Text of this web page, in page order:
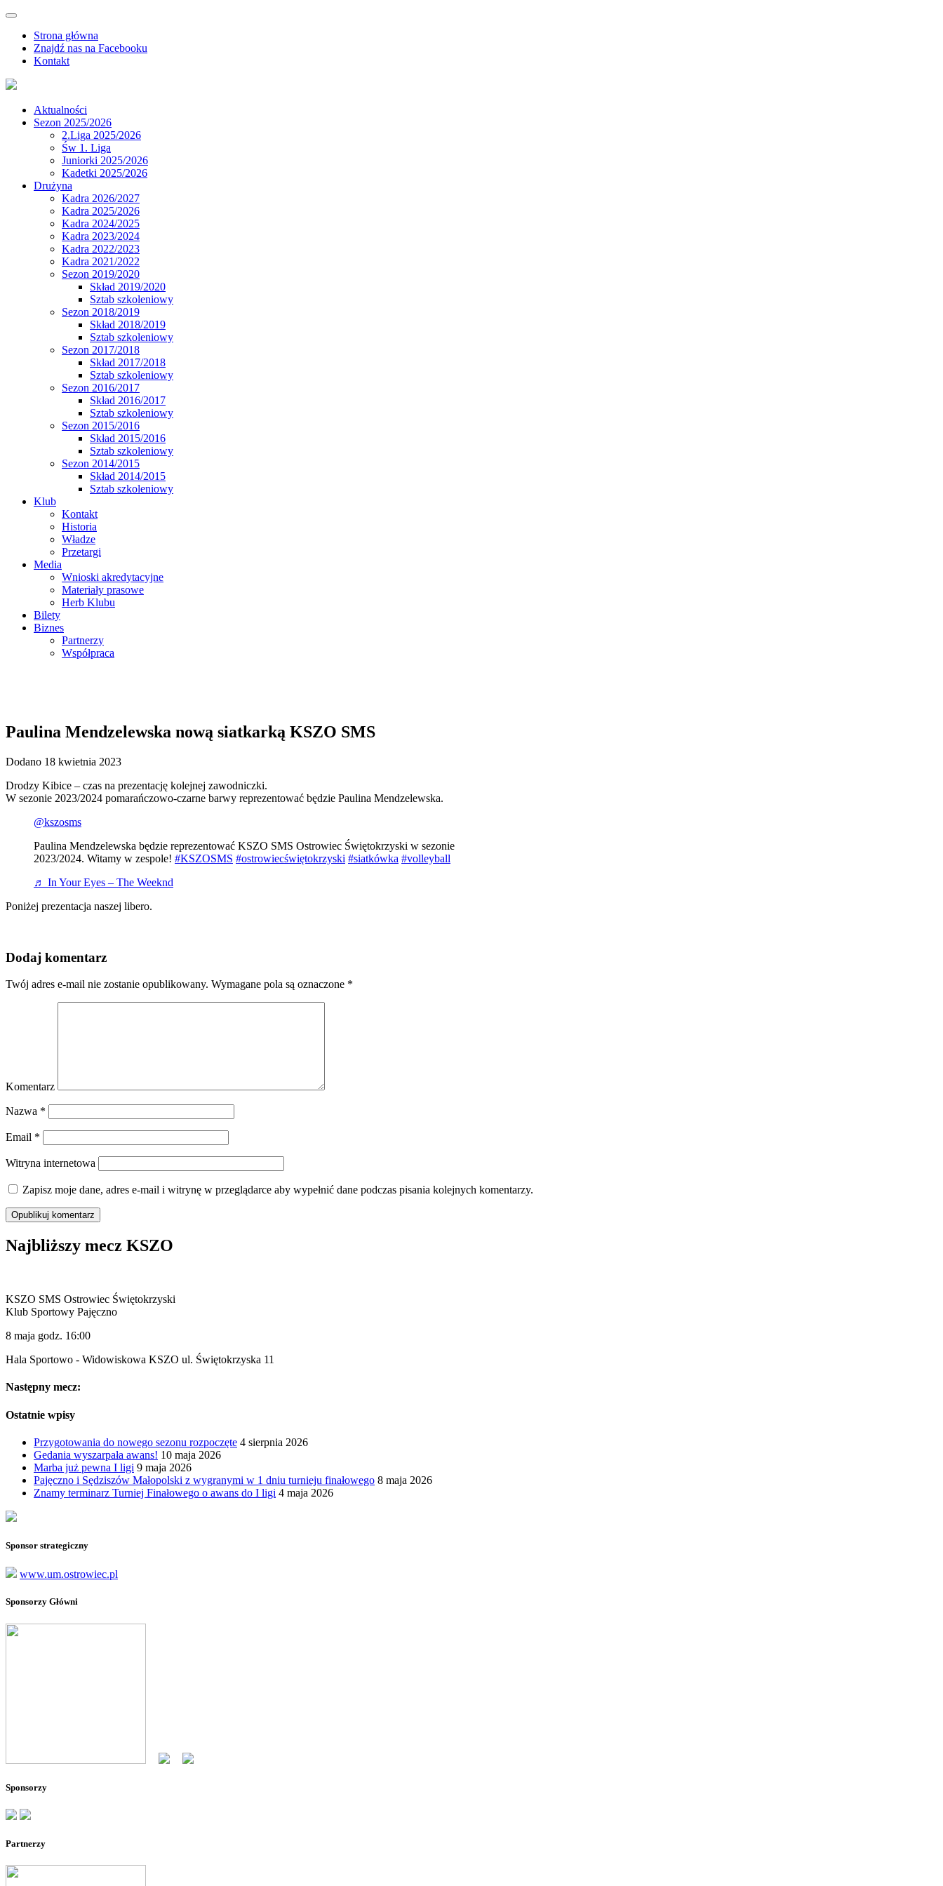
Strona główna
Znajdź nas na Facebooku
Kontakt
Aktualności
Sezon 2025/2026
2.Liga 2025/2026
Św 1. Liga
Juniorki 2025/2026
Kadetki 2025/2026
Drużyna
Kadra 2026/2027
Kadra 2025/2026
Kadra 2024/2025
Kadra 2023/2024
Kadra 2022/2023
Kadra 2021/2022
Sezon 2019/2020
Skład 2019/2020
Sztab szkoleniowy
Sezon 2018/2019
Skład 2018/2019
Sztab szkoleniowy
Sezon 2017/2018
Skład 2017/2018
Sztab szkoleniowy
Sezon 2016/2017
Skład 2016/2017
Sztab szkoleniowy
Sezon 2015/2016
Skład 2015/2016
Sztab szkoleniowy
Sezon 2014/2015
Skład 2014/2015
Sztab szkoleniowy
Klub
Kontakt
Historia
Władze
Przetargi
Media
Wnioski akredytacyjne
Materiały prasowe
Herb Klubu
Bilety
Biznes
Partnerzy
Współpraca
Paulina Mendzelewska nową siatkarką KSZO SMS
Dodano 18 kwietnia 2023
Drodzy Kibice – czas na prezentację kolejnej zawodniczki.
W sezonie 2023/2024 pomarańczowo-czarne barwy reprezentować będzie Paulina Mendzelewska.
@kszosms
Paulina Mendzelewska będzie reprezentować KSZO SMS Ostrowiec Świętokrzyski w sezonie
2023/2024. Witamy w zespole! #KSZOSMS #ostrowiecświętokrzyski #siatkówka #volleyball
♬ In Your Eyes – The Weeknd
Poniżej prezentacja naszej libero.
Dodaj komentarz
Twój adres e-mail nie zostanie opublikowany. Wymagane pola są oznaczone *
Komentarz
Nazwa *
Email *
Witryna internetowa
Zapisz moje dane, adres e-mail i witrynę w przeglądarce aby wypełnić dane podczas pisania kolejnych komentarzy.
Najbliższy mecz KSZO
KSZO SMS Ostrowiec Świętokrzyski
Klub Sportowy Pajęczno
8 maja godz. 16:00
Hala Sportowo - Widowiskowa KSZO ul. Świętokrzyska 11
Następny mecz:
Ostatnie wpisy
Przygotowania do nowego sezonu rozpoczęte 4 sierpnia 2026
Gedania wyszarpała awans! 10 maja 2026
Marba już pewna I ligi 9 maja 2026
Pajęczno i Sędziszów Małopolski z wygranymi w 1 dniu turnieju finałowego 8 maja 2026
Znamy terminarz Turniej Finałowego o awans do I ligi 4 maja 2026
Sponsor strategiczny
www.um.ostrowiec.pl
Sponsorzy Główni
Sponsorzy
Partnerzy